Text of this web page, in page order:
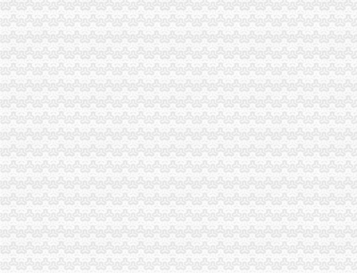
一般纳税人注册现在都是什麽流程？-娱乐先锋-网上车市汽车论坛
2017年深圳注册一般纳税人的流程
【一般纳税人怎样注册流程是怎样的】-越秀水荫路易登网
注册一般纳税人流程_百度宝宝知道
一般纳税人申请流程|郑州二七区一般纳税人认证【今日推荐网-郑州
注册一般纳税人流程是怎样的_志趣网
注册一般纳税人流程_百度知道
一般纳税人注册流程_第1页_注册公司,企业增资_职场_西祠胡同
【广州公司申请一般纳税人注册流程步骤】价格_厂家_图片-Hc360慧
办理一般纳税人流程_上海金山注册贸易公司申请一般纳税人_无忧注册
怀柔一般纳税人公司的注册流程
可以注册一般纳税人企业吗？程序和普通的工商注册有什么区别？要交
北京一般纳税人公司注册的流程和费用多少-久久信息网
平顶山一般纳税人注册流程是什么？
花都一般纳税人公司注册流程条件_志趣网
【成都人一般纳税人的注册流程】价格_厂家_图片-Hc360慧聪网